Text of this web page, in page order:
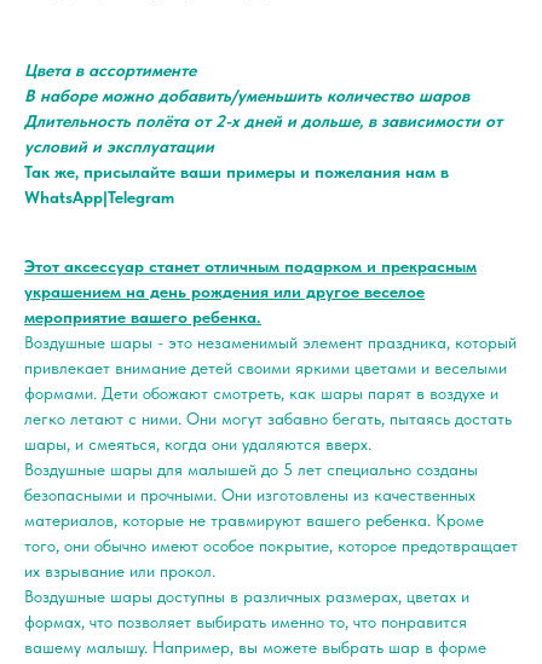
Цвета в ассортименте
В наборе можно добавить/уменьшить количество шаров
Длительность полёта от 2-х дней и дольше, в зависимости от
условий и эксплуатации
Так же, присылайте ваши примеры и пожелания нам в
WhatsApp|Telegram
Этот аксессуар станет отличным подарком и прекрасным
украшением на день рождения или другое веселое
мероприятие вашего ребенка.
Воздушные шары - это незаменимый элемент праздника, который
привлекает внимание детей своими яркими цветами и веселыми
формами. Дети обожают смотреть, как шары парят в воздухе и
легко летают с ними. Они могут забавно бегать, пытаясь достать
шары, и смеяться, когда они удаляются вверх.
Воздушные шары для малышей до 5 лет специально созданы
безопасными и прочными. Они изготовлены из качественных
материалов, которые не травмируют вашего ребенка. Кроме
того, они обычно имеют особое покрытие, которое предотвращает
их взрывание или прокол.
Воздушные шары доступны в различных размерах, цветах и
формах, что позволяет выбирать именно то, что понравится
вашему малышу. Например, вы можете выбрать шар в форме